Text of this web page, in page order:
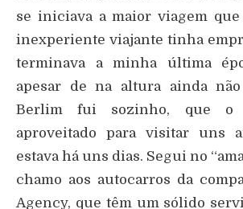
se iniciava a maior viagem que
inexperiente viajante tinha
terminava a minha última
apesar de na altura ainda
Berlim fui sozinho, que o
aproveitado para visitar uns
estava há uns dias. Segui no
chamo aos autocarros da
Agency, que têm um sólido